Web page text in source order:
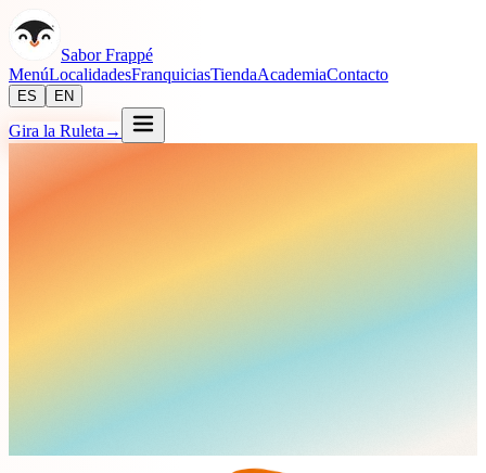
Sabor Frappé
MenúLocalidadesFranquiciasTiendaAcademiaContacto
ES EN
Gira la Ruleta →